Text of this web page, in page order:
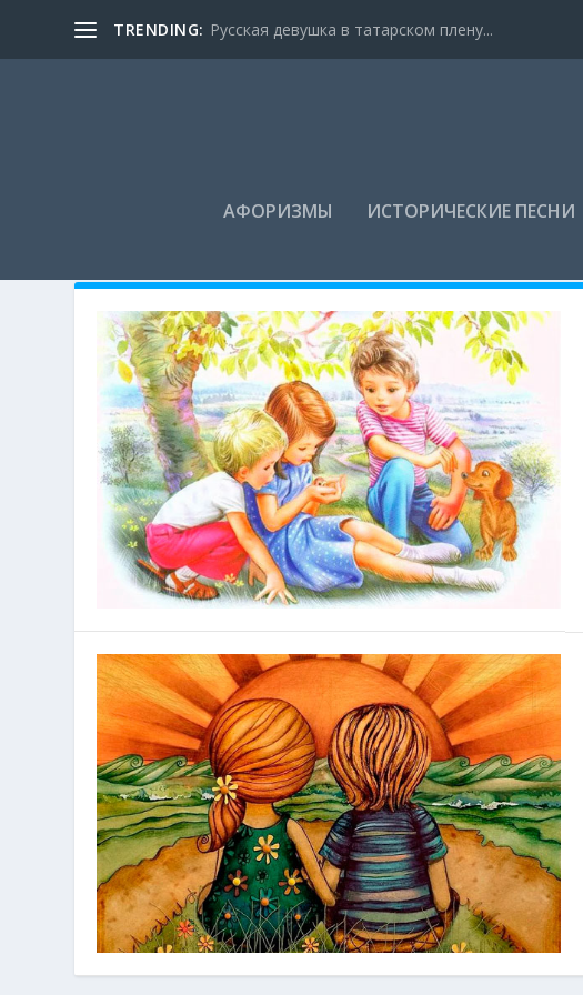
TRENDING: Русская девушка в татарском плену...
АФОРИЗМЫ ИСТОРИЧЕСКИЕ ПЕСНИ